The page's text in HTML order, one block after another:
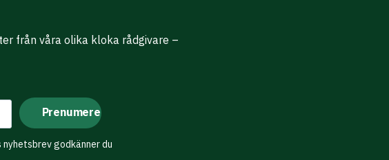
från våra olika kloka rådgivare –
godkänner du